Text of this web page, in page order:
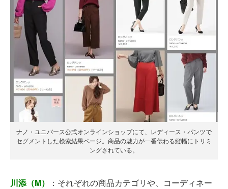
ナノ・ユニバース公式オンラインショップにて、レディース・パンツで
セグメントした検索結果ページ。商品の魅力が一番伝わる縦幅にトリミ
ングされている。
川添（M）
：それぞれの商品カテゴリや、コーディネー